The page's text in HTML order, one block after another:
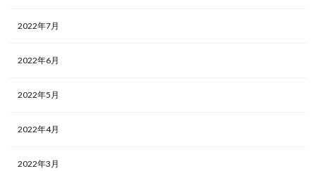
2022年7月
2022年6月
2022年5月
2022年4月
2022年3月